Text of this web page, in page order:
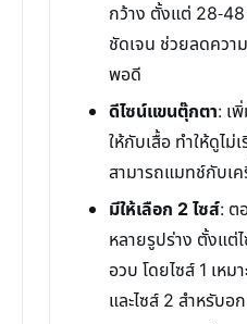
กว้าง ตั้งแต่ 28-
ชัดเจน ช่วยลดควา
พอดี
ดีไซน์แขนตุ๊กตา: เ
ให้กับเสื้อ ทำให้ดูไม่
สามารถแมทช์กับเ
มีให้เลือก 2 ไซส์: ต
หลายรูปร่าง ตั้งแต่
อวบ โดยไซส์ 1 เห
และไซส์ 2 สำหรับ